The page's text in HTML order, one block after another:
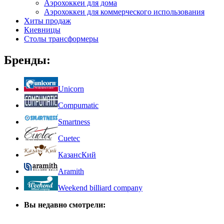
Аэрохоккеи для дома
Аэрохоккеи для коммерческого использования
Хиты продаж
Киевницы
Столы трансформеры
Бренды:
Unicorn
Compumatic
Smartness
Cuetec
КазансКий
Aramith
Weekend billiard company
Вы недавно смотрели: